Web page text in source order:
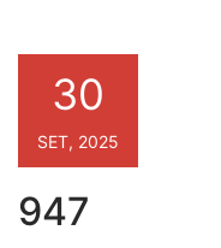
947
30
SET, 2025